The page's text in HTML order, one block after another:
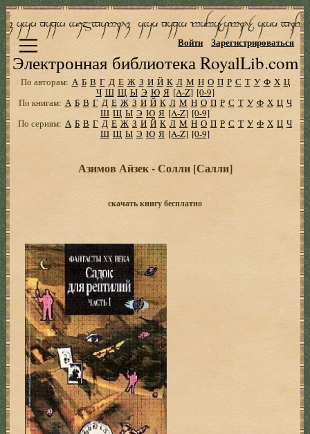
Электронная библиотека RoyalLib.com
Войти Зарегистрироваться
По авторам: А Б В Г Д Е Ж З И Й К Л М Н О П Р С Т У Ф Х Ц
Ч Ш Щ Ы Э Ю Я [A-Z] [0-9]
По книгам: А Б В Г Д Е Ж З И Й К Л М Н О П Р С Т У Ф Х Ц Ч
Ш Щ Ы Э Ю Я [A-Z] [0-9]
По сериям: А Б В Г Д Е Ж З И Й К Л М Н О П Р С Т У Ф Х Ц Ч
Ш Щ Ы Э Ю Я [A-Z] [0-9]
Азимов Айзек - Солли [Салли]
скачать книгу бесплатно